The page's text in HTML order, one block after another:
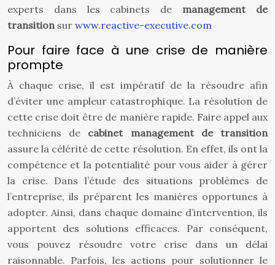
experts dans les cabinets de management de
transitionsur www.reactive-executive.com
Pour faire face à une crise de manière
prompte
À chaque crise, il est impératif de la résoudre afin
d’éviter une ampleur catastrophique. La résolution de
cette crise doit être de manière rapide. Faire appel aux
techniciens de cabinet management de transition
assure la célérité de cette résolution. En effet, ils ont la
compétence et la potentialité pour vous aider à gérer
la crise. Dans l’étude des situations problèmes de
l’entreprise, ils préparent les manières opportunes à
adopter. Ainsi, dans chaque domaine d’intervention, ils
apportent des solutions efficaces. Par conséquent,
vous pouvez résoudre votre crise dans un délai
raisonnable. Parfois, les actions pour solutionner le